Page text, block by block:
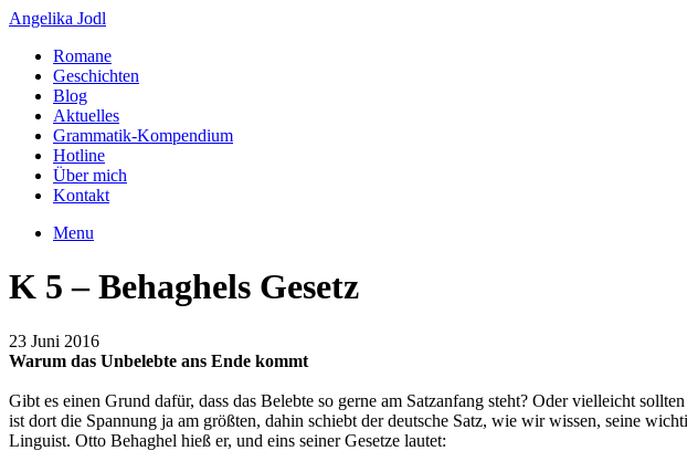
Angelika Jodl
Romane
Geschichten
Blog
Aktuelles
Grammatik-Kompendium
Hotline
Über mich
Kontakt
Menu
K 5 – Behaghels Gesetz
23 Juni 2016
Warum das Unbelebte ans Ende kommt
Gibt es einen Grund dafür, dass das Belebte so gerne am Satzanfang steht? Oder vielleicht
ist dort die Spannung ja am größten, dahin schiebt der deutsche Satz, wie wir wissen, seine
Linguist. Otto Behaghel hieß er, und eins seiner Gesetze lautet: